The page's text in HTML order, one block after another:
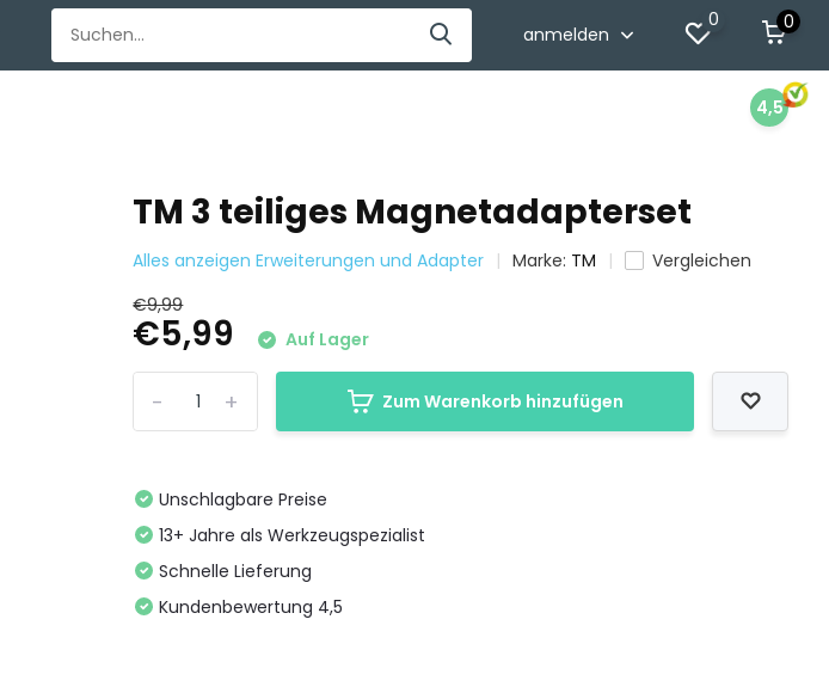
anmelden
0 0
4,5
TM 3 teiliges Magnetadapterset
Alles anzeigen Erweiterungen und Adapter Marke: TM
Vergleichen
€9,99
€5,99 Auf Lager
+
- Zum Warenkorb hinzufügen
Unschlagbare Preise
13+ Jahre als Werkzeugspezialist
Schnelle Lieferung
Kundenbewertung 4,5